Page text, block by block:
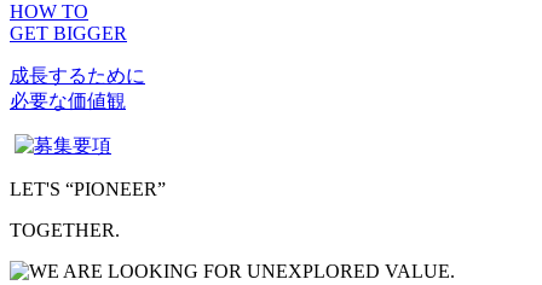
HOW TO
GET BIGGER
成長するために
必要な価値観
LET'S “PIONEER”
TOGETHER.